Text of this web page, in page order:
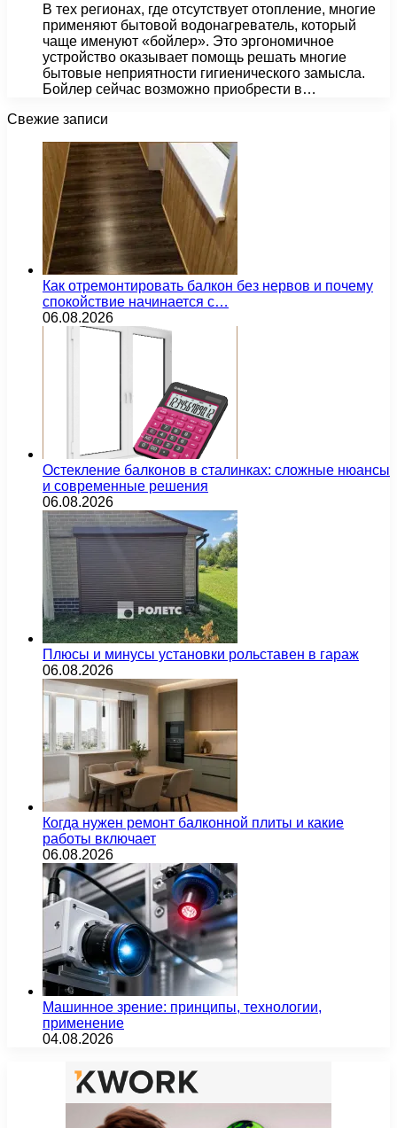
В тех регионах, где отсутствует отопление, многие
применяют бытовой водонагреватель, который
чаще именуют «бойлер». Это эргономичное
устройство оказывает помощь решать многие
бытовые неприятности гигиенического замысла.
Бойлер сейчас возможно приобрести в…
Свежие записи
Как отремонтировать балкон без нервов и почему
спокойствие начинается с…
06.08.2026
Остекление балконов в сталинках: сложные нюансы
и современные решения
06.08.2026
Плюсы и минусы установки рольставен в гараж
06.08.2026
Когда нужен ремонт балконной плиты и какие
работы включает
06.08.2026
Машинное зрение: принципы, технологии,
применение
04.08.2026